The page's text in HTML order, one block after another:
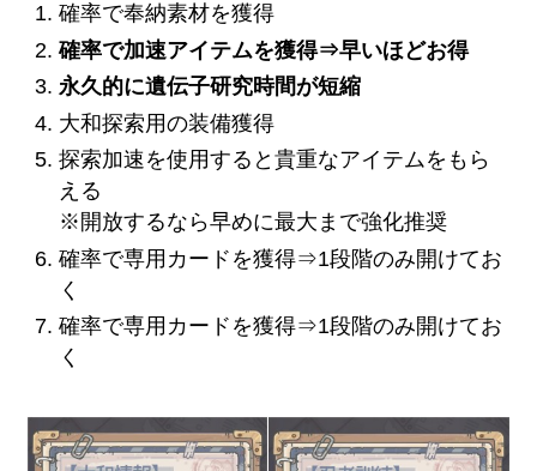
確率で奉納素材を獲得
確率で加速アイテムを獲得⇒早いほどお得
永久的に遺伝子研究時間が短縮
大和探索用の装備獲得
探索加速を使用すると貴重なアイテムをもら
える
※開放するなら早めに最大まで強化推奨
確率で専用カードを獲得⇒1段階のみ開けてお
く
確率で専用カードを獲得⇒1段階のみ開けてお
く